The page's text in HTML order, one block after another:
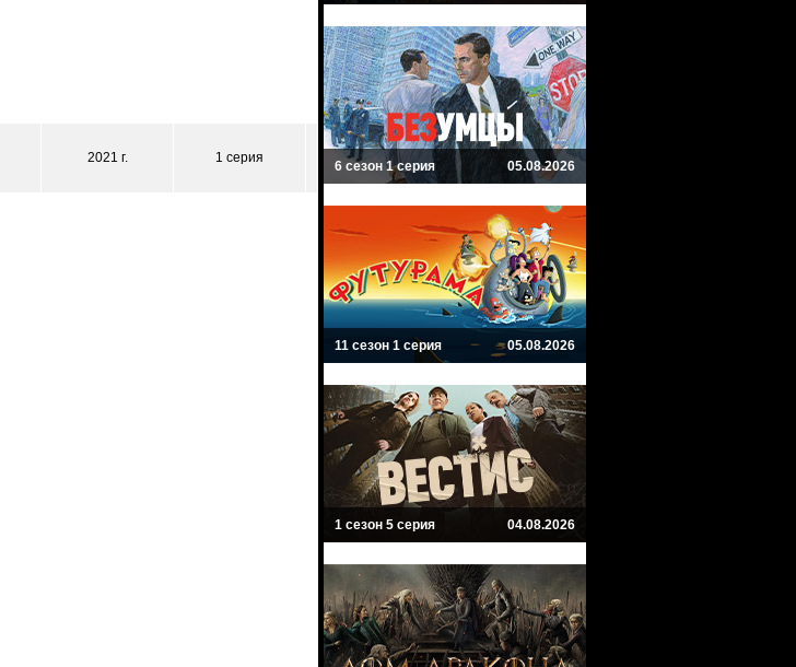
2021 г. 1 серия
6 сезон 1 серия 05.08.2026
11 сезон 1 серия 05.08.2026
1 сезон 5 серия 04.08.2026